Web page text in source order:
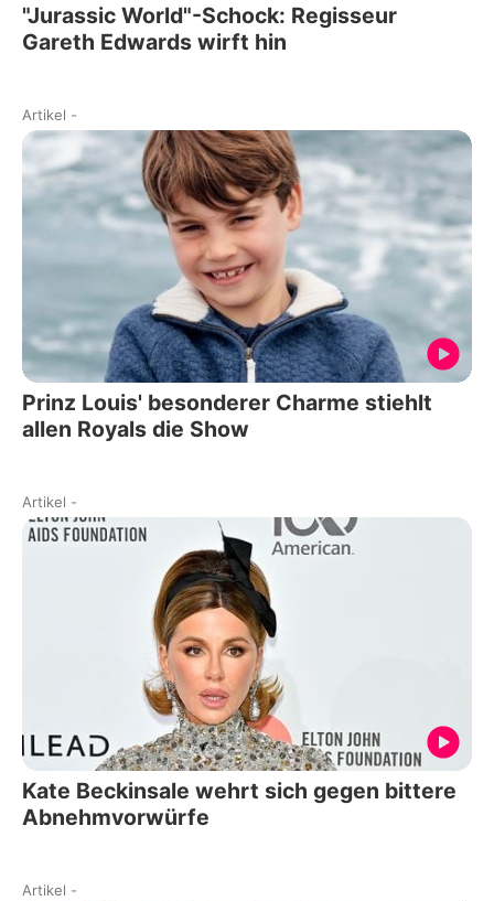
"Jurassic World"-Schock: Regisseur
Gareth Edwards wirft hin
Artikel -
Prinz Louis' besonderer Charme stiehlt
allen Royals die Show
Artikel -
Kate Beckinsale wehrt sich gegen bittere
Abnehmvorwürfe
Artikel -